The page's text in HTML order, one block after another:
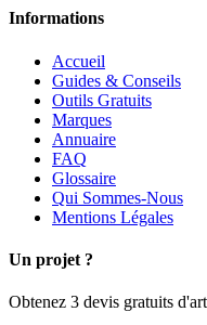
Informations
Accueil
Guides & Conseils
Outils Gratuits
Marques
Annuaire
FAQ
Glossaire
Qui Sommes-Nous
Mentions Légales
Un projet ?
Obtenez 3 devis gratuits